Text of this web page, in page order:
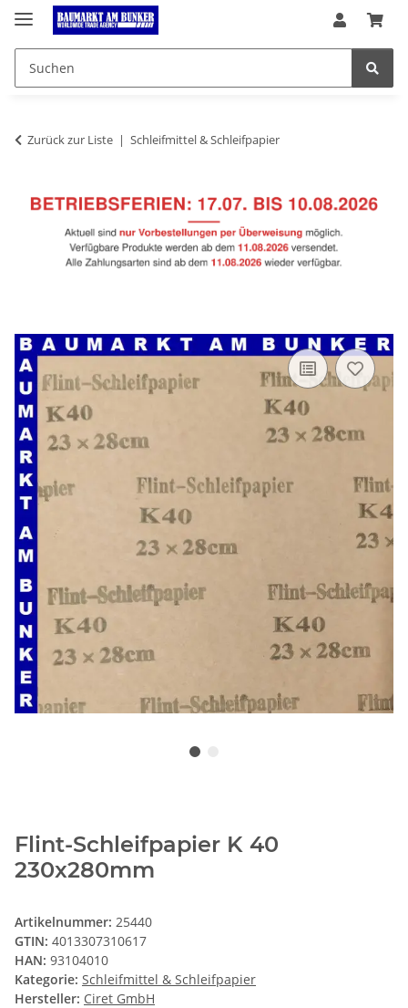
Zurück zur Liste Schleifmittel & Schleifpapier
Flint-Schleifpapier K 40
230x280mm
Artikelnummer: 25440
GTIN: 4013307310617
HAN: 93104010
Kategorie: Schleifmittel & Schleifpapier
Hersteller: Ciret GmbH